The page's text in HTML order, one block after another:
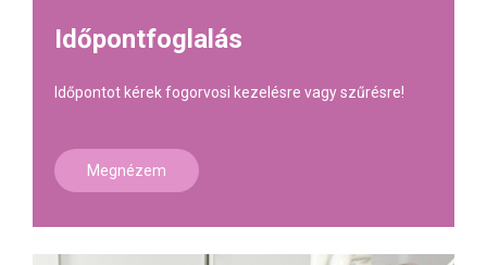
Időpontfoglalás
Időpontot kérek fogorvosi kezelésre vagy szűrésre!
Megnézem